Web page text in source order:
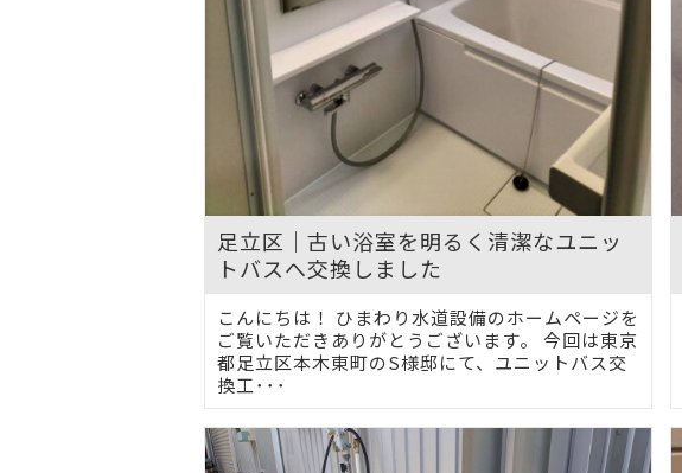
足立区｜古い浴室を明るく清潔なユニッ
トバスへ交換しました
こんにちは！ ひまわり水道設備のホームページを
ご覧いただきありがとうございます。 今回は東京
都足立区本木東町のS様邸にて、ユニットバス交
換工･･･